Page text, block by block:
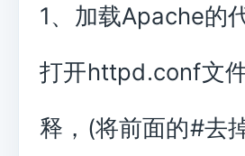
1、加载Apache的
打开httpd.conf文
释，(将前面的#去